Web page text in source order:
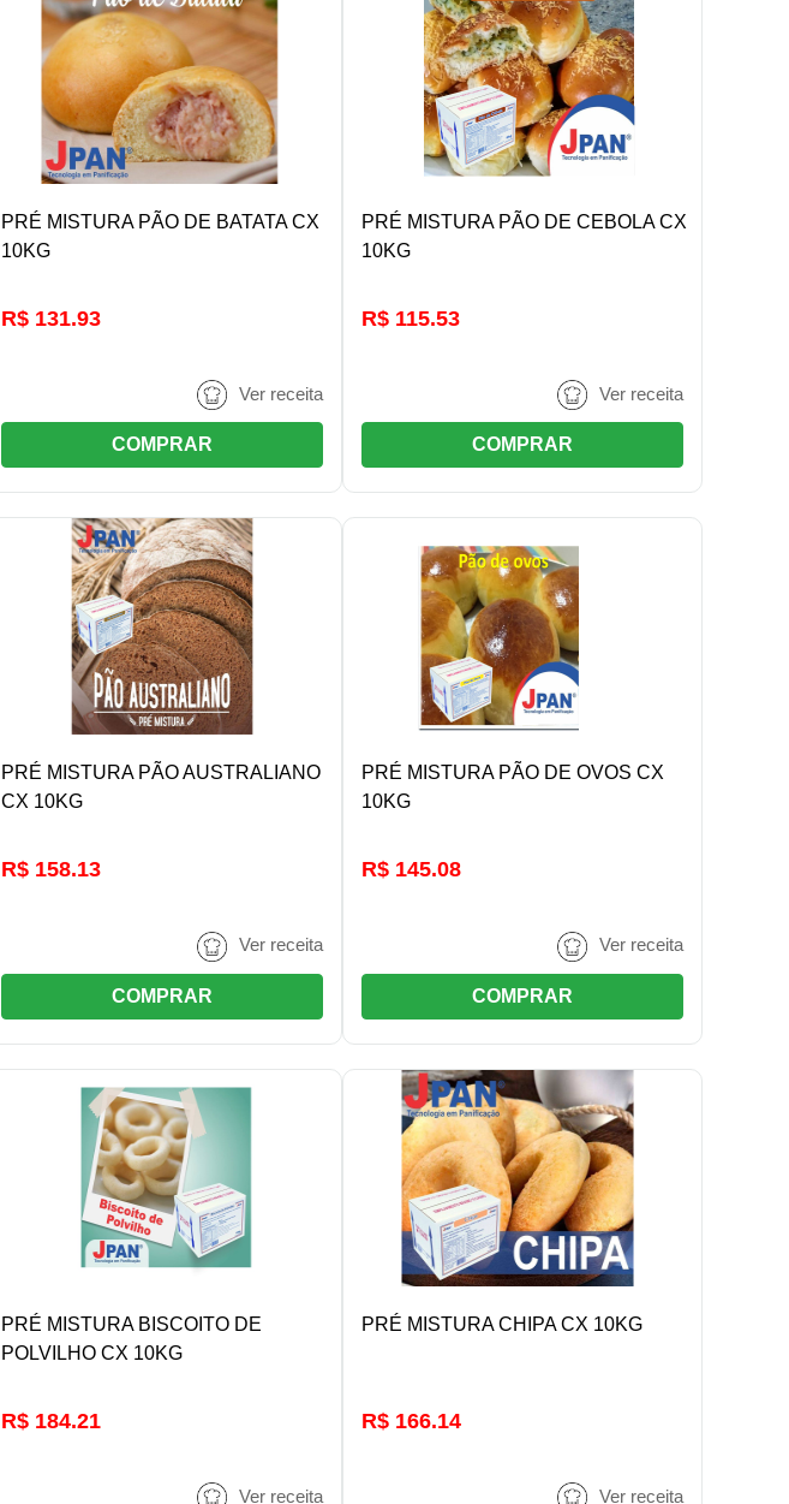
DETALHES/COMPRAR
PRÉ MISTURA PÃO DE BATATA CX
10KG
R$ 131.93
Ver receita
COMPRAR
DETALHES/COMPRAR
PRÉ MISTURA PÃO DE CEBOLA CX
10KG
R$ 115.53
Ver receita
COMPRAR
DETALHES/COMPRAR
PRÉ MISTURA PÃO AUSTRALIANO
CX 10KG
R$ 158.13
Ver receita
COMPRAR
DETALHES/COMPRAR
PRÉ MISTURA PÃO DE OVOS CX
10KG
R$ 145.08
Ver receita
COMPRAR
DETALHES/COMPRAR
PRÉ MISTURA BISCOITO DE
POLVILHO CX 10KG
R$ 184.21
Ver receita
DETALHES/COMPRAR
PRÉ MISTURA CHIPA CX 10KG
R$ 166.14
Ver receita